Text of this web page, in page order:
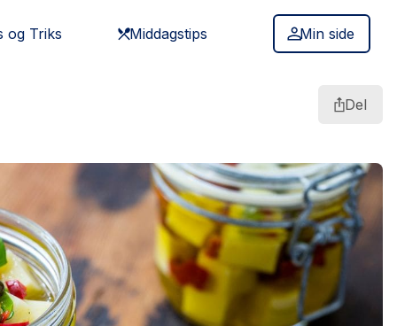
og Triks Middagstips Min side
Del